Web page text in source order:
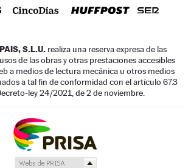
S.L.U. realiza una reserva expresa de las
de las obras y otras prestaciones accesibles
a medios de lectura mecánica u otros medios
a tal fin de conformidad con el artículo 67.3
ley 24/2021, de 2 de noviembre.